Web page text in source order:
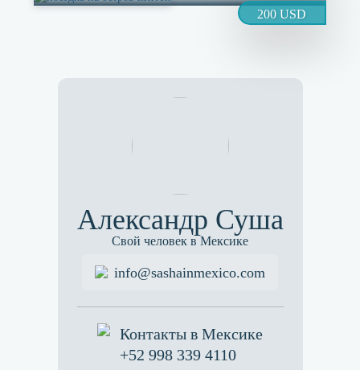
200 USD
Александр Суша
Свой человек в Мексике
info@sashainmexico.com
Контакты в Мексике
+52 998 339 4110